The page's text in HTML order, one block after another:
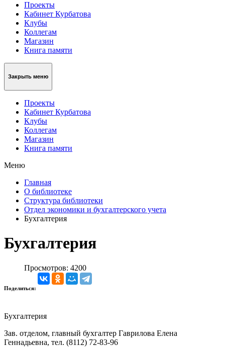
Проекты
Кабинет Курбатова
Клубы
Коллегам
Магазин
Книга памяти
Закрыть меню
Проекты
Кабинет Курбатова
Клубы
Коллегам
Магазин
Книга памяти
Меню
Главная
О библиотеке
Структура библиотеки
Отдел экономики и бухгалтерского учета
Бухгалтерия
Бухгалтерия
Просмотров: 4200
Поделиться:
Бухгалтерия
Зав. отделом, главный бухгалтер Гаврилова Елена
Геннадьевна, тел. (8112) 72-83-96